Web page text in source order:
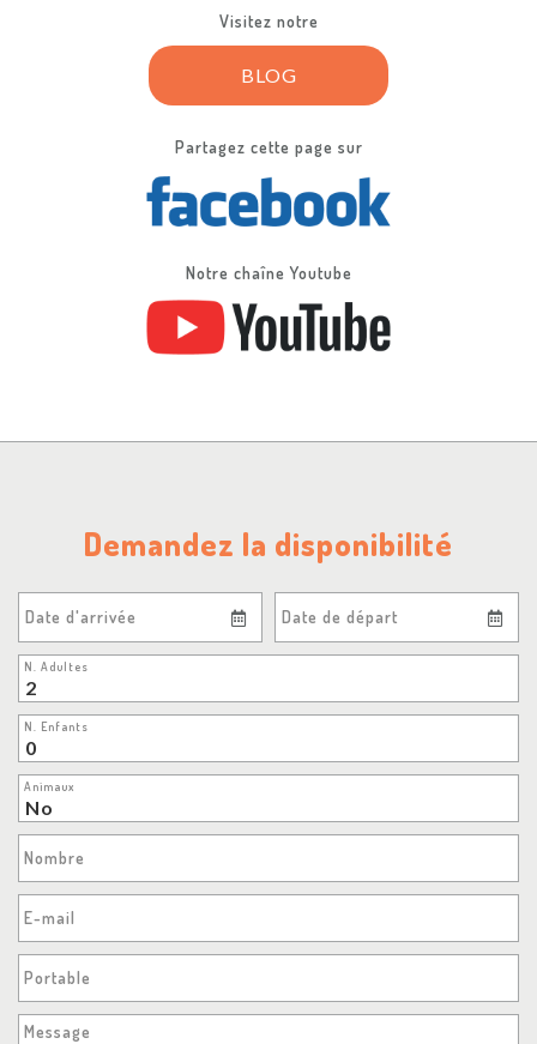
Visitez notre
BLOG
Partagez cette page sur
Notre chaîne Youtube
Demandez la disponibilité
Date d'arrivée Date de départ
N. Adultes
N. Enfants
Animaux
Nombre
E-mail
Portable
Message